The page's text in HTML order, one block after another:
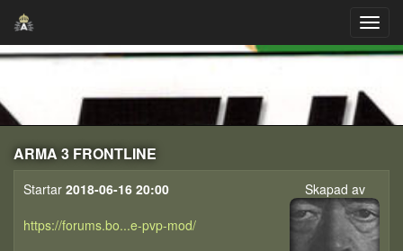
ARMA 3 FRONTLINE
Skapad av
Startar 2018-06-16 20:00
https://forums.bo...e-pvp-mod/